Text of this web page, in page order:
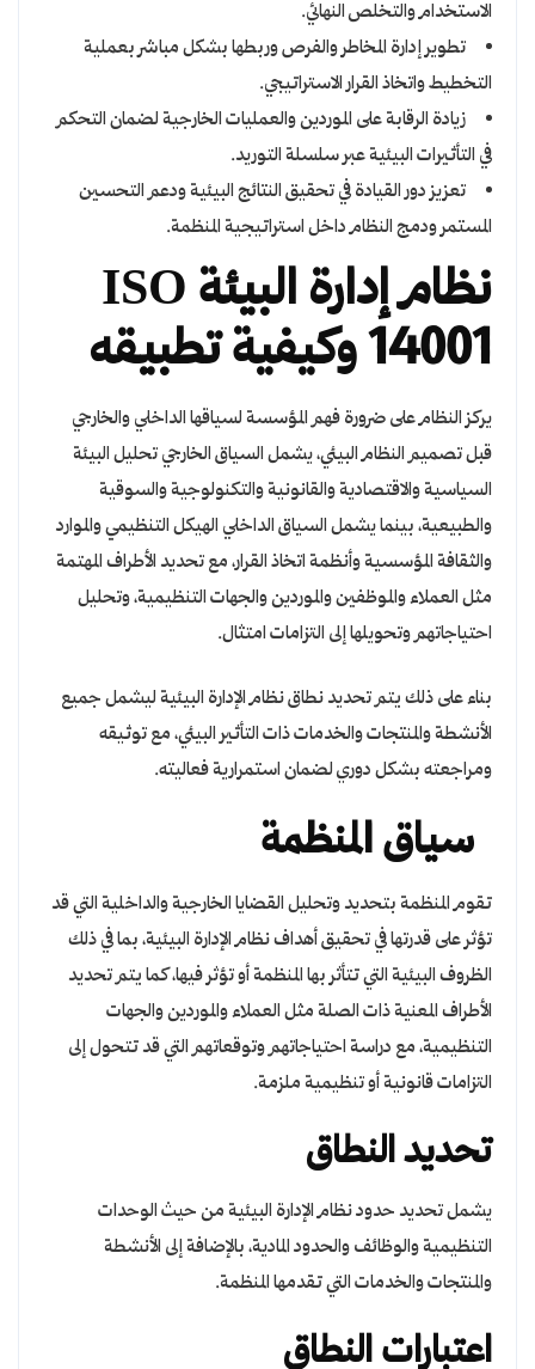
الاستخدام والتخلص النهائي.
تطوير إدارة المخاطر والفرص وربطها بشكل مباشر بعملية
التخطيط واتخاذ القرار الاستراتيجي.
زيادة الرقابة على الموردين والعمليات الخارجية لضمان التحكم
في التأثيرات البيئية عبر سلسلة التوريد.
تعزيز دور القيادة في تحقيق النتائج البيئية ودعم التحسين
المستمر ودمج النظام داخل استراتيجية المنظمة.
نظام إدارة البيئة ISO
14001 وكيفية تطبيقه
يركز النظام على ضرورة فهم المؤسسة لسياقها الداخلي والخارجي
قبل تصميم النظام البيئي، يشمل السياق الخارجي تحليل البيئة
السياسية والاقتصادية والقانونية والتكنولوجية والسوقية
والطبيعية، بينما يشمل السياق الداخلي الهيكل التنظيمي والموارد
والثقافة المؤسسية وأنظمة اتخاذ القرار، مع تحديد الأطراف المهتمة
مثل العملاء والموظفين والموردين والجهات التنظيمية، وتحليل
احتياجاتهم وتحويلها إلى التزامات امتثال.
بناء على ذلك يتم تحديد نطاق نظام الإدارة البيئية ليشمل جميع
الأنشطة والمنتجات والخدمات ذات التأثير البيئي، مع توثيقه
ومراجعته بشكل دوري لضمان استمرارية فعاليته.
سياق المنظمة
تقوم المنظمة بتحديد وتحليل القضايا الخارجية والداخلية التي قد
تؤثر على قدرتها في تحقيق أهداف نظام الإدارة البيئية، بما في ذلك
الظروف البيئية التي تتأثر بها المنظمة أو تؤثر فيها، كما يتم تحديد
الأطراف المعنية ذات الصلة مثل العملاء والموردين والجهات
التنظيمية، مع دراسة احتياجاتهم وتوقعاتهم التي قد تتحول إلى
التزامات قانونية أو تنظيمية ملزمة.
تحديد النطاق
يشمل تحديد حدود نظام الإدارة البيئية من حيث الوحدات
التنظيمية والوظائف والحدود المادية، بالإضافة إلى الأنشطة
والمنتجات والخدمات التي تقدمها المنظمة.
اعتبارات النطاق